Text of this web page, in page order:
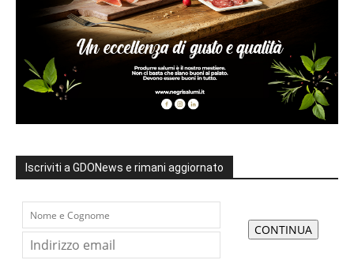
Iscriviti a GDONews e rimani aggiornato